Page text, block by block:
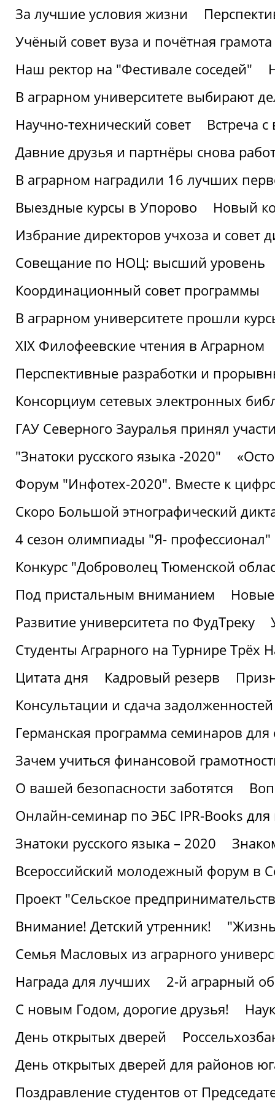
За лучшие условия жизни
Учёный совет вуза и почётная
Наш ректор на "Фестивале соседей"
В аграрном университете выбирают
Научно-технический совет
Встреча
Давние друзья и партнёры снова
В аграрном наградили 16 лучших
Выездные курсы в Упорово
Новый
Избрание директоров учхоза и совет
Совещание по НОЦ: высший уровень
Координационный совет программы
В аграрном университете прошли
XIX Филофеевские чтения в Аграрном
Перспективные разработки и
Консорциум сетевых электронных
ГАУ Северного Зауралья принял
"Знатоки русского языка -2020"
Форум "Инфотех-2020". Вместе к
Скоро Большой этнографический
4 сезон олимпиады "Я- профессионал"
Конкурс "Доброволец Тюменской
Под пристальным вниманием
Развитие университета по ФудТреку
Студенты Аграрного на Турнире Трёх
Цитата дня
Кадровый резерв
Консультации и сдача
Германская программа семинаров для
Зачем учиться финансовой
О вашей безопасности заботятся
Онлайн-семинар по ЭБС IPR-Books для
Знатоки русского языка – 2020
Всероссийский молодежный форум в
Проект "Сельское
Внимание! Детский утренник!
Семья Масловых из аграрного
Награда для лучших
2-й аграрный
С новым Годом, дорогие друзья!
День открытых дверей
День открытых дверей для районов
Поздравление студентов от